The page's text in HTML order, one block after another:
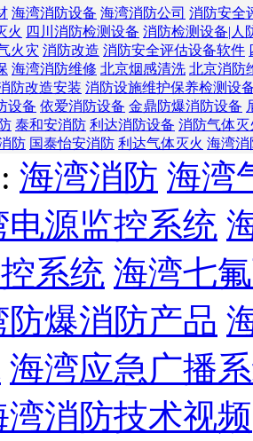
海湾消防设备 海湾消防公司 消防安全
火 四川消防检测设备 消防检测设备|人
火灾 消防改造 消防安全评估设备软件
海湾消防维修 北京烟感清洗 北京消防
防改造安装 消防设施维护保养检测设
设备 依爱消防设备 金鼎防爆消防设备
泰和安消防 利达消防设备 消防气体灭
防 国泰怡安消防 利达气体灭火 海湾消
海湾消防 海湾
电源监控系统
系统 海湾七
防爆消防产品
海湾应急广播
湾消防技术视频